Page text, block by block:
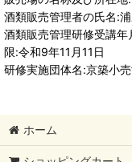
酒類販売管理者の氏名:
酒類販売管理研修受講
限:令和9年11月11日
研修実施団体名:京築小
ホーム